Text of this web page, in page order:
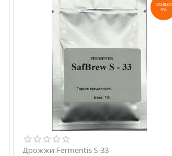
СКИДКА
8%
Дрожжи Fermentis S-33